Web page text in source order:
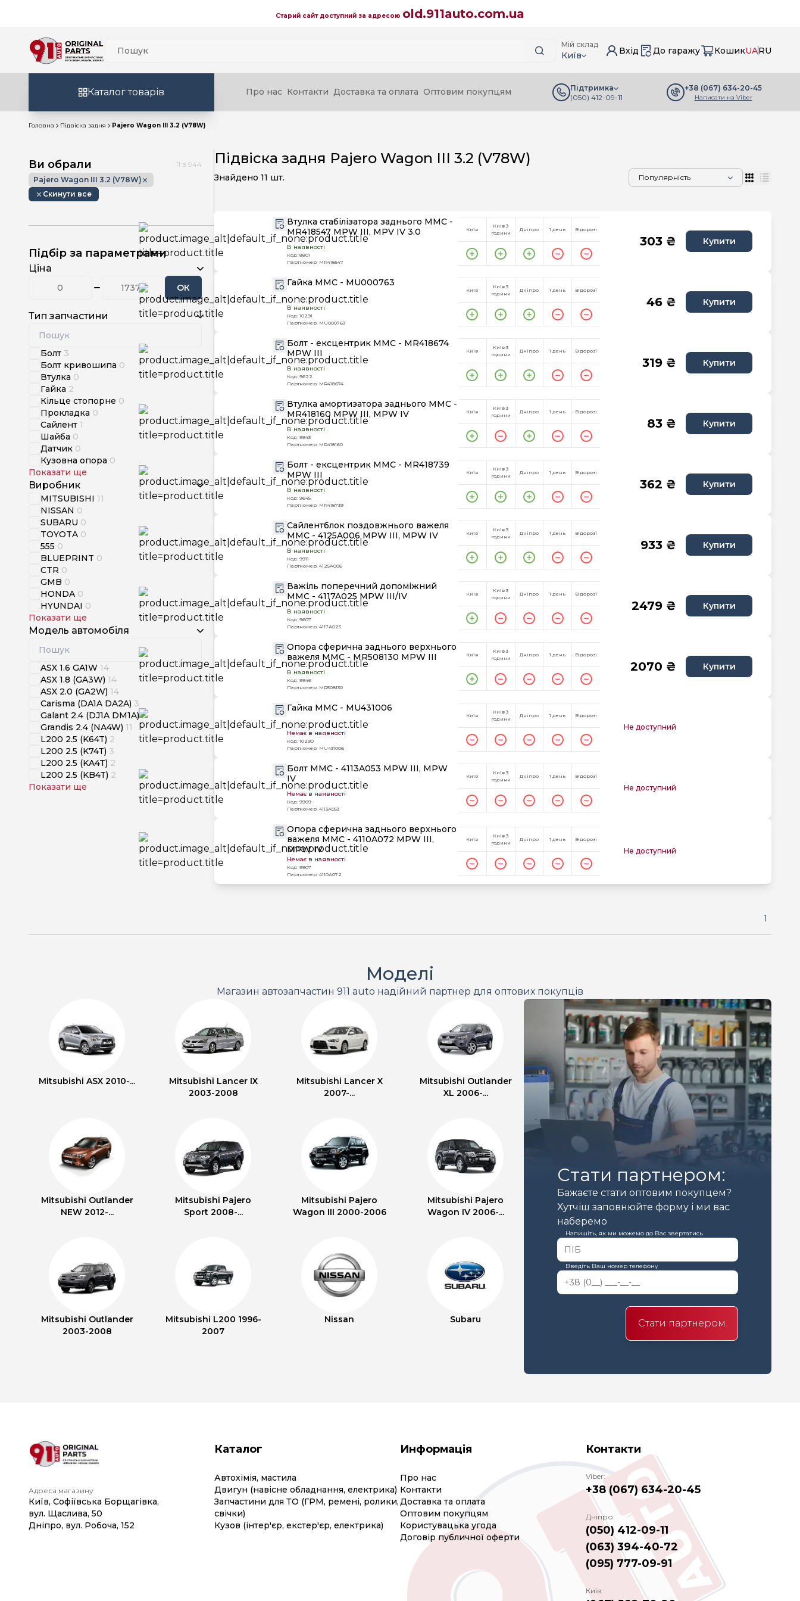
Старий сайт доступний за адресою old.911auto.com.ua
Мій склад
Київ Вхід До гаражу КошикUARU
Каталог товарів Про нас Контакти Доставка та оплата Оптовим покупцям
Підтримка
(050) 412-09-11
+38 (067) 634-20-45
Написати на Viber
Головна Підвіска задня Pajero Wagon III 3.2 (V78W)
Ви обрали 11 з 944
Pajero Wagon III 3.2 (V78W)
Скинути все
Підбір за параметрами
Ціна
ОК
Тип запчастини
Болт 3
Болт кривошипа 0
Втулка 0
Гайка 2
Кільце стопорне 0
Прокладка 0
Сайлент 1
Шайба 0
Датчик 0
Кузовна опора 0
Показати ще
Виробник
MITSUBISHI 11
NISSAN 0
SUBARU 0
TOYOTA 0
555 0
BLUEPRINT 0
CTR 0
GMB 0
HONDA 0
HYUNDAI 0
Показати ще
Модель автомобіля
ASX 1.6 GA1W 14
ASX 1.8 (GA3W) 14
ASX 2.0 (GA2W) 14
Carisma (DA1A DA2A) 3
Galant 2.4 (DJ1A DM1A)5
Grandis 2.4 (NA4W) 11
L200 2.5 (K64T) 2
L200 2.5 (K74T) 3
L200 2.5 (KA4T) 2
L200 2.5 (KB4T) 2
Показати ще
Підвіска задня Pajero Wagon III 3.2 (V78W)
Знайдено 11 шт.
Втулка стабілізатора заднього MMC -
MR418547 MPW III, MPV IV 3.0
В наявності
Код: 8801
Партномер: MR418547
Київ
Київ 3
години
Дніпро 1 день В дорозі
303 ₴ Купити
Гайка MMC - MU000763
В наявності
Код: 10291
Партномер: MU000763
Київ
Київ 3
години
Дніпро 1 день В дорозі
46 ₴ Купити
Болт - ексцентрик MMC - MR418674
MPW III
В наявності
Код: 9622
Партномер: MR418674
Київ
Київ 3
години
Дніпро 1 день В дорозі
319 ₴ Купити
Втулка амортизатора заднього MMC -
MR418160 MPW III, MPW IV
В наявності
Код: 9943
Партномер: MR418160
Київ
Київ 3
години
Дніпро 1 день В дорозі
83 ₴ Купити
Болт - ексцентрик MMC - MR418739
MPW III
В наявності
Код: 9645
Партномер: MR418739
Київ
Київ 3
години
Дніпро 1 день В дорозі
362 ₴ Купити
Сайлентблок поздовжнього важеля
MMC - 4125A006 MPW III, MPW IV
В наявності
Код: 9911
Партномер: 4125A006
Київ
Київ 3
години
Дніпро 1 день В дорозі
933 ₴ Купити
Важіль поперечний допоміжний
MMC - 4117A025 MPW III/IV
В наявності
Код: 9607
Партномер: 4117A025
Київ
Київ 3
години
Дніпро 1 день В дорозі
2479 ₴ Купити
Опора сферична заднього верхнього
важеля MMC - MR508130 MPW III
В наявності
Код: 9946
Партномер: MR508130
Київ
Київ 3
години
Дніпро 1 день В дорозі
2070 ₴ Купити
Гайка MMC - MU431006
Немає в наявності
Код: 10290
Партномер: MU431006
Київ
Київ 3
години
Дніпро 1 день В дорозі
Не доступний
Болт MMC - 4113A053 MPW III, MPW
IV
Немає в наявності
Код: 9909
Партномер: 4113A053
Київ
Київ 3
години
Дніпро 1 день В дорозі
Не доступний
Опора сферична заднього верхнього
важеля MMC - 4110A072 MPW III,
MPW IV
Немає в наявності
Код: 9907
Партномер: 4110A072
Київ
Київ 3
години
Дніпро 1 день В дорозі
Не доступний
1
Моделі
Магазин автозапчастин 911 auto надійний партнер для оптових покупців
Mitsubishi ASX 2010-...
Mitsubishi Lancer IX
2003-2008
Mitsubishi Lancer X
2007-...
Mitsubishi Outlander
XL 2006-...
Mitsubishi Outlander
NEW 2012-...
Mitsubishi Pajero
Sport 2008-...
Mitsubishi Pajero
Wagon III 2000-2006
Mitsubishi Pajero
Wagon IV 2006-...
Mitsubishi Outlander
2003-2008
Mitsubishi L200 1996-
2007
Nissan Subaru
Стати партнером:
Бажаєте стати оптовим покупцем?
Хутчіш заповнюйте форму і ми вас
наберемо
Напишіть, як ми можемо до Вас звертатись
Введіть Ваш номер телефону
Стати партнером
Адреса магазину
Київ, Софіївська Борщагівка,
вул. Щаслива, 50
Дніпро, вул. Робоча, 152
Каталог
Автохімія, мастила
Двигун (навісне обладнання, електрика)
Запчастини для ТО (ГРМ, ремені, ролики,
свічки)
Кузов (інтер'єр, екстер'єр, електрика)
Информація
Про нас
Контакти
Доставка та оплата
Оптовим покупцям
Користувацька угода
Договір публичної оферти
Контакти
Viber:
+38 (067) 634-20-45
Дніпро:
(050) 412-09-11
(063) 394-40-72
(095) 777-09-91
Київ: